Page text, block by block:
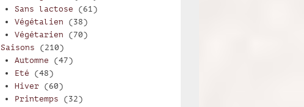
Sans lactose (61)
Végétalien (38)
Végétarien (70)
Saisons (210)
Automne (47)
Eté (48)
Hiver(60)
Printemps (32)